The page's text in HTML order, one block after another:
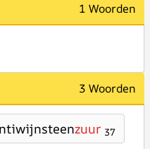
1 Woorden
3 Woorden
zuur 37